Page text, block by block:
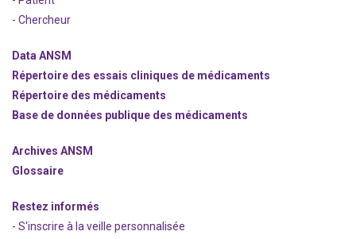
- Chercheur
Data ANSM
Répertoire des essais cliniques de médicaments
Répertoire des médicaments
Base de données publique des médicaments
Archives ANSM
Glossaire
Restez informés
- S'inscrire à la veille personnalisée